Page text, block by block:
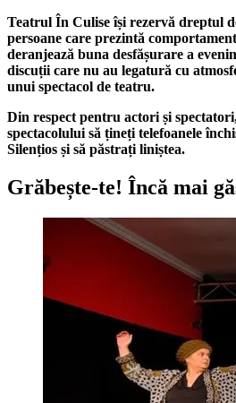
Teatrul În Culise își rezervă dreptul
persoane care prezintă
deranjează buna desfășurare a
discuții care nu au legatură cu
unui spectacol de teatru.
Din respect pentru actori și
spectacolului să țineți telefoanele
Silențios și să păstrați liniștea.
Grăbește-te! Încă mai